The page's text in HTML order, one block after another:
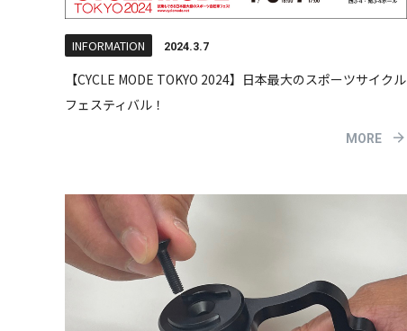
INFORMATION 2024.3.7
【CYCLE MODE TOKYO 2024】日本最大のスポーツサイクル
フェスティバル！
MORE